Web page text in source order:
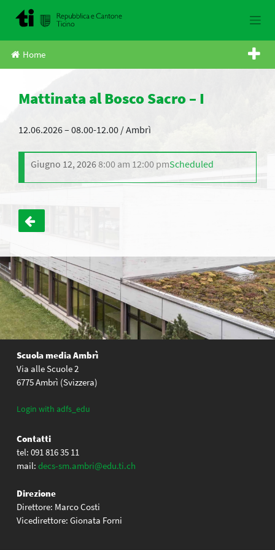
Home
Mattinata al Bosco Sacro – I
12.06.2026 – 08.00-12.00 / Ambrì
Giugno 12, 20268:00 am 12:00 pmScheduled
Navigazione
articoli
Scuola media Ambrì
Via alle Scuole 2
6775 Ambrì (Svizzera)
Login with adfs_edu
Contatti
tel: 091 816 35 11
mail: decs-sm.ambri@edu.ti.ch
Direzione
Direttore: Marco Costi
Vicedirettore: Gionata Forni